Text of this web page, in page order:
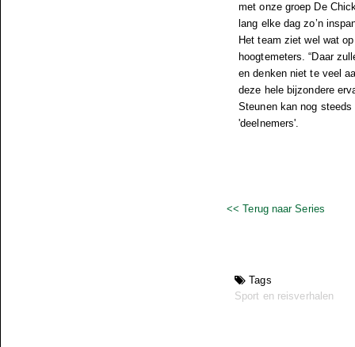
met onze groep De
lang elke dag zo’n
Het team ziet wel wat
hoogtemeters. “Daar
en denken niet te veel
deze hele bijzondere
Steunen kan nog
'deelnemers'.
<< Terug naar Series
Tags
Sport en reisverhalen